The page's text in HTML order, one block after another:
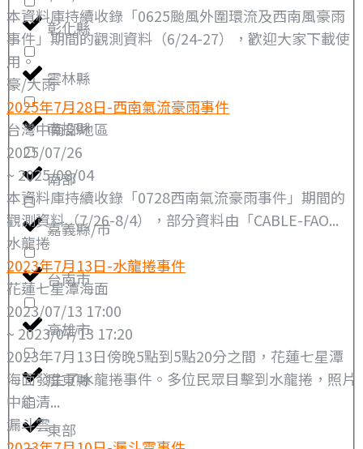
彰化縣
雲林縣
南投縣
南部
嘉義縣/市
台南市
高雄市
屏東縣
東部
本資料庫持續收錄「0625颱風外圍環流及西南風豪雨
事件」期間的觀測資料（6/24-27），歡迎大家下載使
用。
豪/大雨
2025年7月28日-西南氣流豪雨事件
台灣中南部地區
2025/07/26
~ 2025/08/04
本資料庫持續收錄「0728西南氣流豪雨事件」期間的
觀測資料（7/26-8/4），部分資料由「CABLE-FAO...
水龍捲
2023年7月13日-水龍捲事件
花蓮七星潭海面
2023/07/13 17:00
~ 2023/07/13 17:20
2023年7月13日傍晚5點到5點20分之間，花蓮七星潭
海面發生了水龍捲事件。多位民眾目擊到水龍捲，照片
中能清...
漏斗雲